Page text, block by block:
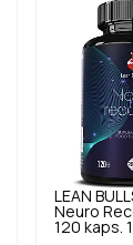
LEAN
Neuro
120 kaps.